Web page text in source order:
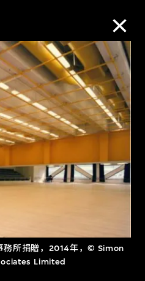
務所捐贈，2014年，© Simon
Limited
品
搜索